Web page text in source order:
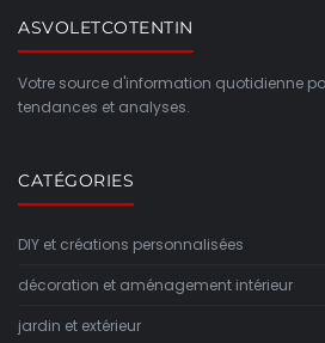
ASVOLETCOTENTIN
Votre source d'information quotidienne
tendances et analyses.
CATÉGORIES
DIY et créations personnalisées
décoration et aménagement intérieur
jardin et extérieur